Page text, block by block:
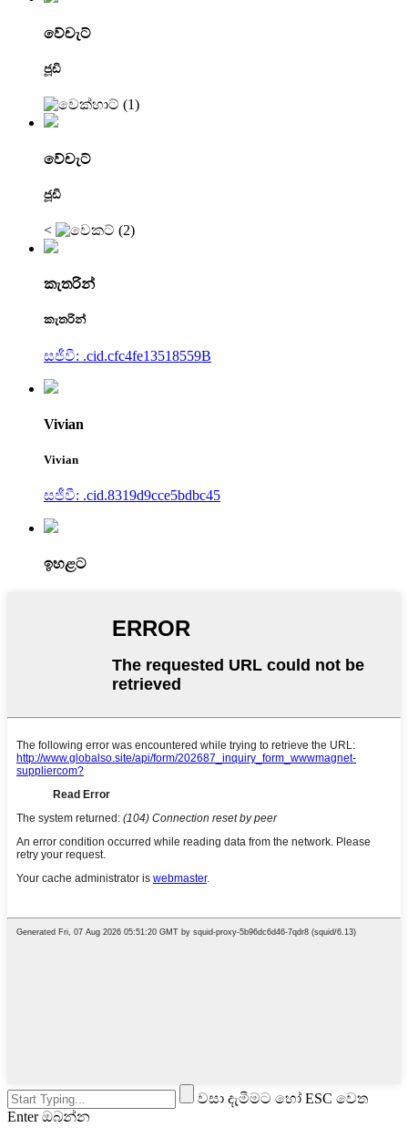
වේචැට්
ජූඩි
වේචැට්
ජූඩි
<
කැතරින්
කැතරින්
සජීවී: .cid.cfc4fe13518559B
Vivian
Vivian
සජීවී: .cid.8319d9cce5bdbc45
ඉහළට
වසා දැමීමට හෝ ESC වෙත
Enter ඔබන්න